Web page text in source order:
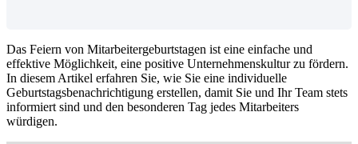
Das Feiern von Mitarbeitergeburtstagen ist eine einfache und
effektive Möglichkeit, eine positive Unternehmenskultur zu fördern.
In diesem Artikel erfahren Sie, wie Sie eine individuelle
Geburtstagsbenachrichtigung erstellen, damit Sie und Ihr Team stets
informiert sind und den besonderen Tag jedes Mitarbeiters
würdigen.